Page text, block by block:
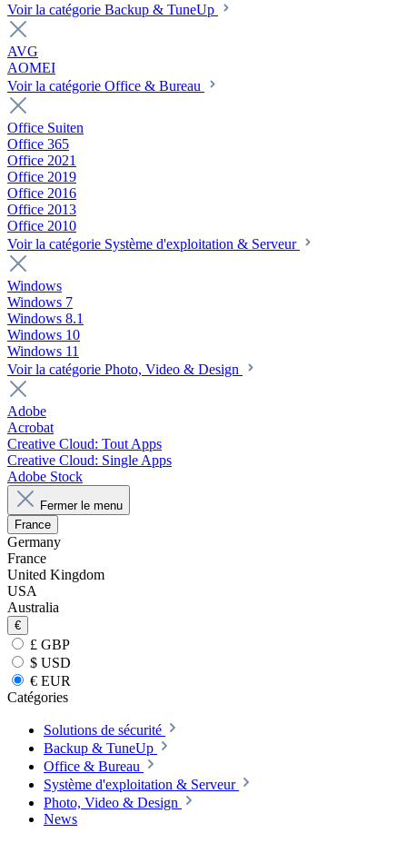
Voir la catégorie Backup & TuneUp
AVG
AOMEI
Voir la catégorie Office & Bureau
Office Suiten
Office 365
Office 2021
Office 2019
Office 2016
Office 2013
Office 2010
Voir la catégorie Système d'exploitation & Serveur
Windows
Windows 7
Windows 8.1
Windows 10
Windows 11
Voir la catégorie Photo, Video & Design
Adobe
Acrobat
Creative Cloud: Tout Apps
Creative Cloud: Single Apps
Adobe Stock
Fermer le menu
France
Germany
France
United Kingdom
USA
Australia
€
£ GBP
$ USD
€ EUR
Catégories
Solutions de sécurité
Backup & TuneUp
Office & Bureau
Système d'exploitation & Serveur
Photo, Video & Design
News